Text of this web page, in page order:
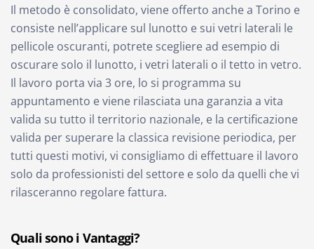
Il metodo è consolidato, viene offerto anche a Torino e
consiste nell’applicare sul lunotto e sui vetri laterali le
pellicole oscuranti, potrete scegliere ad esempio di
oscurare solo il lunotto, i vetri laterali o il tetto in vetro.
Il lavoro porta via 3 ore, lo si programma su
appuntamento e viene rilasciata una garanzia a vita
valida su tutto il territorio nazionale, e la certificazione
valida per superare la classica revisione periodica, per
tutti questi motivi, vi consigliamo di effettuare il lavoro
solo da professionisti del settore e solo da quelli che vi
rilasceranno regolare fattura.
Quali sono i Vantaggi?